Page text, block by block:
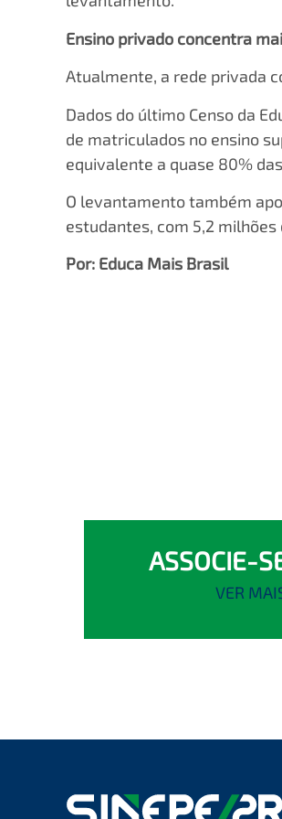
Ensino privado concentra
Atualmente, a rede privada
Dados do último Censo da
de matriculados no ensino
equivalente a quase 80%
O levantamento também
estudantes, com 5,2
Por: Educa Mais Brasil
ASSOCIE-
VER